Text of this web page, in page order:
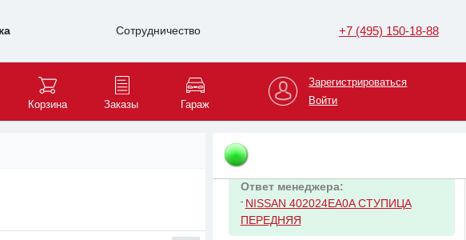
Сотрудничество +7 (495) 150-18-88
Корзина Заказы Гараж
Зарегистрироваться
Войти
CITROEN/PEUGEOT 1611266780
307/308/Berlingo/C3/C4 406
7 авг 14:02
на
Ответ менеджера:
- NISSAN 402024EA0A СТУПИЦА
ПЕРЕДНЯЯ